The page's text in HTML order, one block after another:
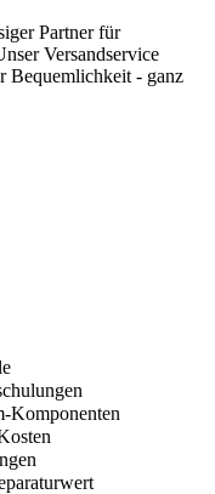
Partner für
Versandservice
Bequemlichkeit - ganz
Komponenten